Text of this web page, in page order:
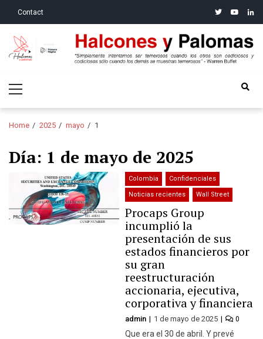
Contact twitteryoutube
Halcones y Palomas
Menu
Home 2025 mayo 1
Día: 1 de mayo de 2025
Colombia Confidenciales
Noticias recientes Wall Street
Procaps Group
incumplió la
presentación de sus
estados financieros por
su gran
reestructuración
accionaria, ejecutiva,
corporativa y financiera
admin 1 de mayo de 2025 0
Que era el 30 de abril. Y prevé